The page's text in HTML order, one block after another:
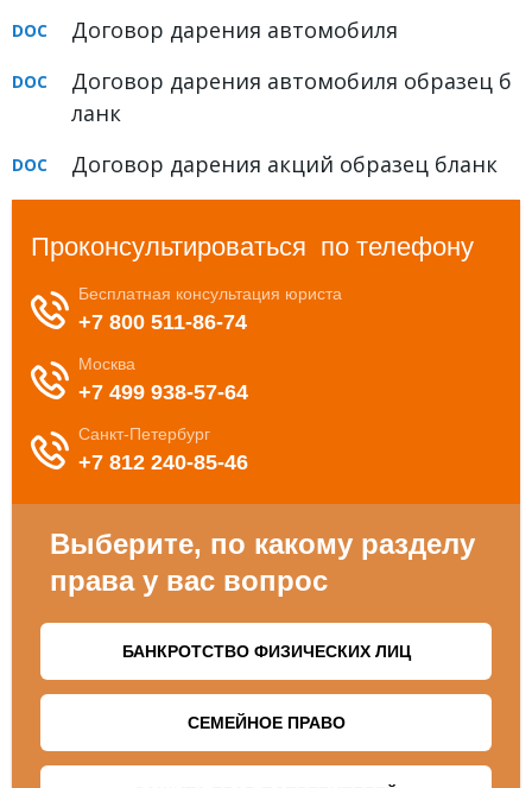
Договор дарения автомобиля
Договор дарения автомобиля образец б
ланк
Договор дарения акций образец бланк